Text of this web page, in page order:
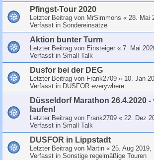
Pfingst-Tour 2020
Letzter Beitrag von MrSimmons « 28. Mai
Verfasst in Sondereinsätze
Aktion bunter Turm
Letzter Beitrag von Einsteiger « 7. Mai
Verfasst in Small Talk
Dusfor bei der DEG
Letzter Beitrag von Frank2709 « 10. Jan
Verfasst in DUSFOR everywhere
Düsseldorf Marathon 26.4.2020
laufen!
Letzter Beitrag von Frank2709 « 22. Dez
Verfasst in Small Talk
DUSFOR in Lippstadt
Letzter Beitrag von Martin « 25. Aug 2019,
Verfasst in Sonstige regelmäßige Touren